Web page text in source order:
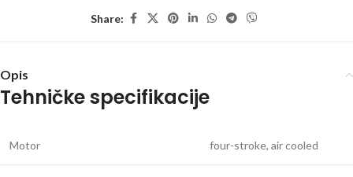
Share:
Opis
Tehničke specifikacije
Motor four-stroke, air cooled